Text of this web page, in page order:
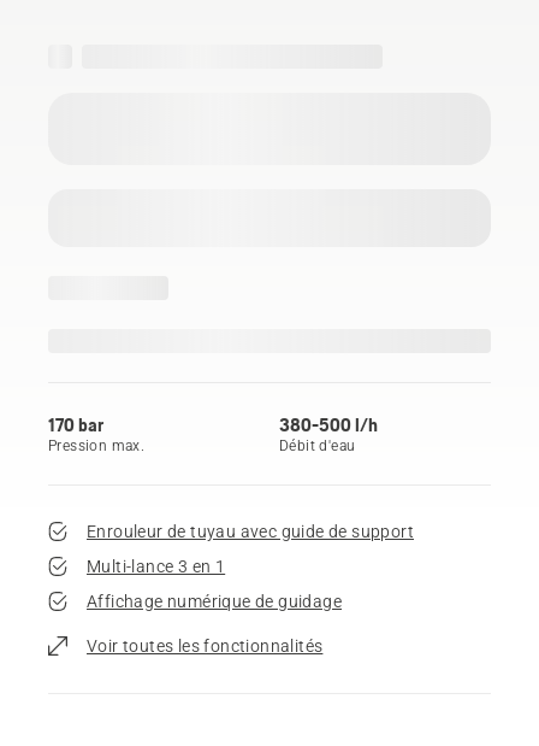
170 bar
Pression max.
380-500 l/h
Débit d'eau
Enrouleur de tuyau avec guide de support
Multi-lance 3 en 1
Affichage numérique de guidage
Voir toutes les fonctionnalités